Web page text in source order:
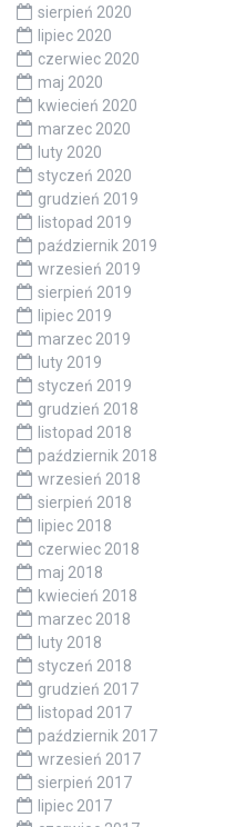
sierpień 2020
lipiec 2020
czerwiec 2020
maj 2020
kwiecień 2020
marzec 2020
luty 2020
styczeń 2020
grudzień 2019
listopad 2019
październik 2019
wrzesień 2019
sierpień 2019
lipiec 2019
marzec 2019
luty 2019
styczeń 2019
grudzień 2018
listopad 2018
październik 2018
wrzesień 2018
sierpień 2018
lipiec 2018
czerwiec 2018
maj 2018
kwiecień 2018
marzec 2018
luty 2018
styczeń 2018
grudzień 2017
listopad 2017
październik 2017
wrzesień 2017
sierpień 2017
lipiec 2017